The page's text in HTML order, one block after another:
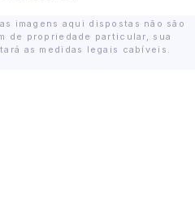
imagens aqui dispostas não são
de propriedade particular, sua
as medidas legais cabíveis.